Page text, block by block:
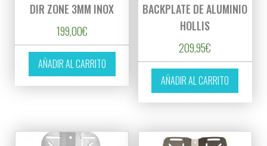
DIR ZONE 3MM INOX
199,00€
AÑADIR AL CARRITO
BACKPLATE DE ALUMINIO
HOLLIS
209,95€
AÑADIR AL CARRITO